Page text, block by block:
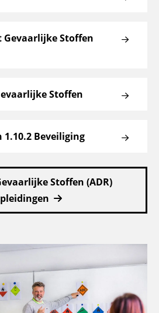
Gevaarlijke Stoffen
Stoffen
1.10.2 Beveiliging
Stoffen (ADR)